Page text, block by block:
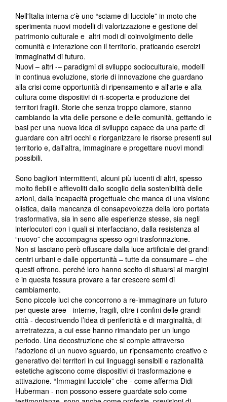
Nell'Italia interna c'è uno “sciame di lucciole” in moto che
sperimenta nuovi modelli di valorizzazione e gestione del
patrimonio culturale e altri modi di coinvolgimento delle
comunità e interazione con il territorio, praticando esercizi
immaginativi di futuro.
Nuovi – altri -– paradigmi di sviluppo socioculturale, modelli
in continua evoluzione, storie di innovazione che guardano
alla crisi come opportunità di ripensamento e all'arte e alla
cultura come dispositivi di ri-scoperta e produzione dei
territori fragili. Storie che senza troppo clamore, stanno
cambiando la vita delle persone e delle comunità, gettando le
basi per una nuova idea di sviluppo capace da una parte di
guardare con altri occhi e riorganizzare le risorse presenti sul
territorio e, dall'altra, immaginare e progettare nuovi mondi
possibili.
Sono bagliori intermittenti, alcuni più lucenti di altri, spesso
molto flebili e affievoliti dallo scoglio della sostenibilità delle
azioni, dalla incapacità progettuale che manca di una visione
olistica, dalla mancanza di consapevolezza della loro portata
trasformativa, sia in seno alle esperienze stesse, sia negli
interlocutori con i quali si interfacciano, dalla resistenza al
“nuovo” che accompagna spesso ogni trasformazione.
Non si lasciano però offuscare dalla luce artificiale dei grandi
centri urbani e dalle opportunità – tutte da consumare – che
questi offrono, perché loro hanno scelto di situarsi ai margini
e in questa fessura provare a far crescere semi di
cambiamento.
Sono piccole luci che concorrono a re-immaginare un futuro
per queste aree - interne, fragili, oltre i confini delle grandi
città - decostruendo l’idea di perifericità e di marginalità, di
arretratezza, a cui esse hanno rimandato per un lungo
periodo. Una decostruzione che si compie attraverso
l'adozione di un nuovo sguardo, un ripensamento creativo e
generativo dei territori in cui linguaggi sensibili e razionalità
estetiche agiscono come dispositivi di trasformazione e
attivazione. “Immagini lucciole” che - come afferma Didi
Huberman - non possono essere guardate solo come